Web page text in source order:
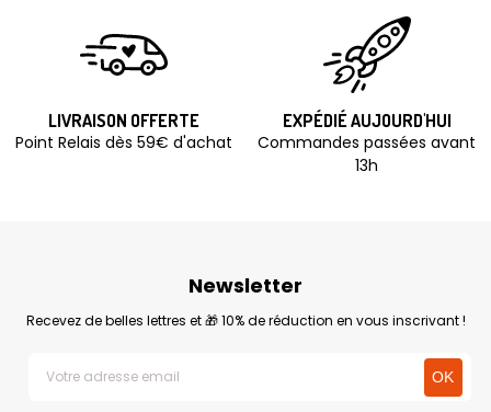
LIVRAISON OFFERTE
Point Relais dès 59€ d'achat
EXPÉDIÉ AUJOURD'HUI
Commandes passées avant
13h
Newsletter
Recevez de belles lettres et 🎁 10% de réduction en vous inscrivant !